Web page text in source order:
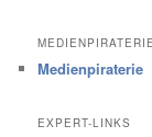
MEDIENPIRATERIE
Medienpiraterie
EXPERT-LINKS